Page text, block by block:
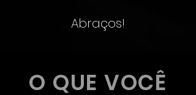
Abraços!
O QUE VOCÊ